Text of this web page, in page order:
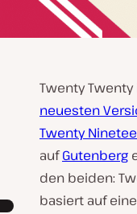
Twenty
neuesten
Twenty
aufGutenberg
den beiden:
basiert auf